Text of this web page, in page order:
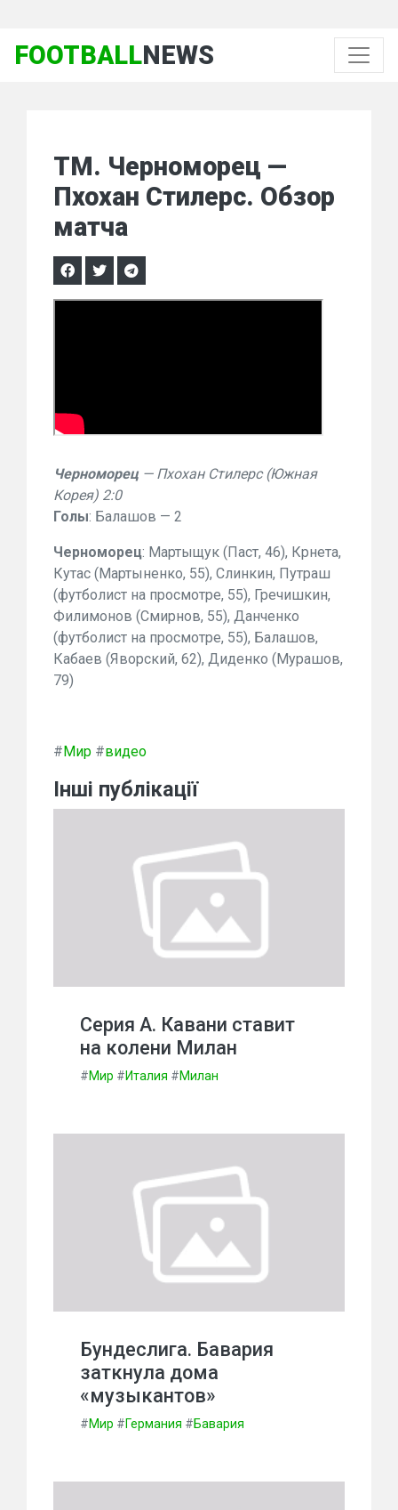
FOOTBALLNEWS
ТМ. Черноморец —
Пхохан Стилерс. Обзор
матча
Черноморец — Пхохан Стилерс (Южная
Корея) 2:0
Голы: Балашов — 2
Черноморец: Мартыщук (Паст, 46), Крнета,
Кутас (Мартыненко, 55), Слинкин, Путраш
(футболист на просмотре, 55), Гречишкин,
Филимонов (Смирнов, 55), Данченко
(футболист на просмотре, 55), Балашов,
Кабаев (Яворский, 62), Диденко (Мурашов,
79)
#Мир #видео
Інші публікації
Серия А. Кавани ставит
на колени Милан
#Мир #Италия #Милан
Бундеслига. Бавария
заткнула дома
«музыкантов»
#Мир #Германия #Бавария